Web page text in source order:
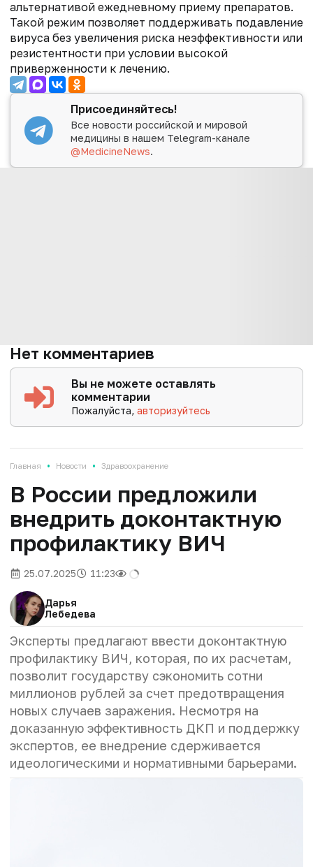
альтернативой ежедневному приему препаратов.
Такой режим позволяет поддерживать подавление
вируса без увеличения риска неэффективности или
резистентности при условии высокой
приверженности к лечению.
Присоединяйтесь!
Все новости российской и мировой
медицины в нашем Telegram-канале
@MedicineNews.
Нет комментариев
Вы не можете оставлять
комментарии
Пожалуйста,авторизуйтесь
Главная • Новости • Здравоохранение
В России предложили
внедрить доконтактную
профилактику ВИЧ
25.07.2025 11:23
Дарья
Лебедева
Эксперты предлагают ввести доконтактную
профилактику ВИЧ, которая, по их расчетам,
позволит государству сэкономить сотни
миллионов рублей за счет предотвращения
новых случаев заражения. Несмотря на
доказанную эффективность ДКП и поддержку
экспертов, ее внедрение сдерживается
идеологическими и нормативными барьерами.